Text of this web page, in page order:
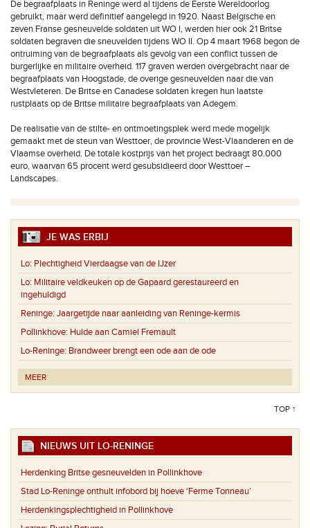
De begraafplaats in Reninge werd al tijdens de Eerste Wereldoorlog
gebruikt, maar werd definitief aangelegd in 1920. Naast Belgische en
zeven Franse gesneuvelde soldaten uit WO I, werden hier ook 21 Britse
soldaten begraven die sneuvelden tijdens WO II. Op 4 maart 1968 begon de
ontruiming van de begraafplaats als gevolg van een conflict tussen de
burgerlijke en militaire overheid. 117 graven werden overgebracht naar de
begraafplaats van Hoogstade, de overige gesneuvelden naar die van
Westvleteren. De Britse en Canadese soldaten kregen hun laatste
rustplaats op de Britse militaire begraafplaats van Adegem.
De realisatie van de stilte- en ontmoetingsplek werd mede mogelijk
gemaakt met de steun van Westtoer, de provincie West-Vlaanderen en de
Vlaamse overheid. De totale kostprijs van het project bedraagt 80.000
euro, waarvan 65 procent werd gesubsidieerd door Westtoer –
Landscapes.
JE WAS ERBIJ
Lo: Plechtigheid Vierdaagse van de IJzer
Lo: Militaire veldkeuken op de Gapaard gerestaureerd en
ingehuldigd
Reninge: Jaargetijde naar aanleiding van Reninge-kermis
Pollinkhove: Hulde aan Camiel Fremault
Lo-Reninge: Brandweer brengt een ode aan de ode
MEER
TOP ↑
NIEUWS UIT LO-RENINGE
Herdenking Britse gesneuvelden in Pollinkhove
Stad Lo-Reninge onthult infobord bij hoeve ‘Ferme Tonneau’
Herdenkingsplechtigheid in Pollinkhove